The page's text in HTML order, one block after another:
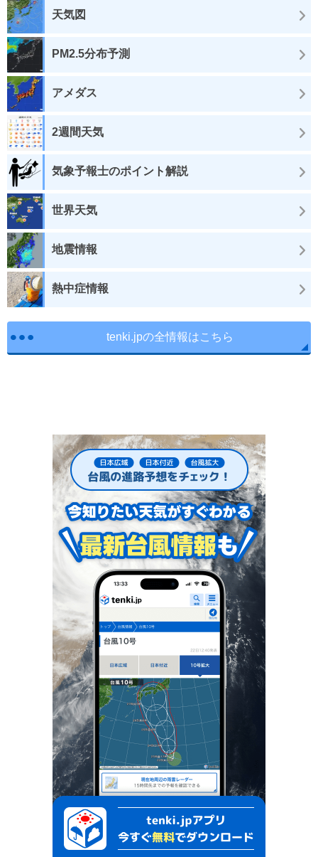
天気図
PM2.5分布予測
アメダス
2週間天気
気象予報士のポイント解説
世界天気
地震情報
熱中症情報
tenki.jpの全情報はこちら